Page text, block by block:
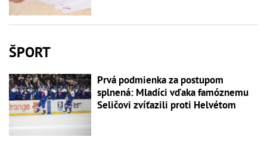
ŠPORT
Prvá podmienka za postupom
splnená: Mladíci vďaka famóznemu
Seličovi zvíťazili proti Helvétom